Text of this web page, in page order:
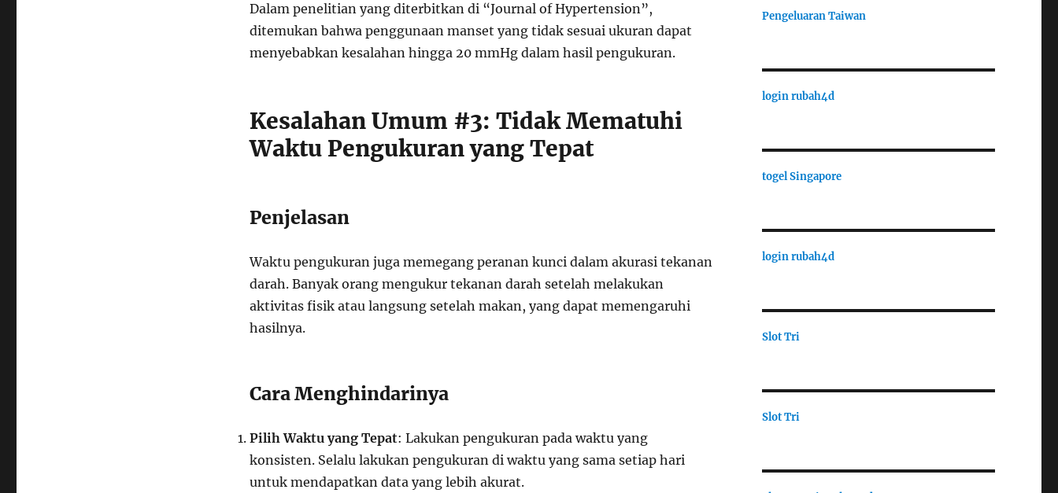
Dalam penelitian yang diterbitkan di “Journal of Hypertension”,
ditemukan bahwa penggunaan manset yang tidak sesuai ukuran dapat
menyebabkan kesalahan hingga 20 mmHg dalam hasil pengukuran.
Kesalahan Umum #3: Tidak Mematuhi
Waktu Pengukuran yang Tepat
Penjelasan
Waktu pengukuran juga memegang peranan kunci dalam akurasi tekanan
darah. Banyak orang mengukur tekanan darah setelah melakukan
aktivitas fisik atau langsung setelah makan, yang dapat memengaruhi
hasilnya.
Cara Menghindarinya
Pilih Waktu yang Tepat: Lakukan pengukuran pada waktu yang
konsisten. Selalu lakukan pengukuran di waktu yang sama setiap hari
untuk mendapatkan data yang lebih akurat.
Pengeluaran Taiwan
login rubah4d
togel Singapore
login rubah4d
Slot Tri
Slot Tri